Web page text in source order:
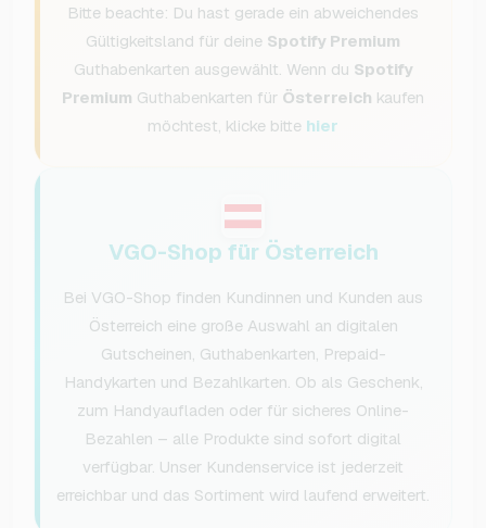
Bitte beachte: Du hast gerade ein abweichendes
Gültigkeitsland für deine Spotify Premium
Guthabenkarten ausgewählt. Wenn du Spotify
Premium Guthabenkarten für Österreich kaufen
möchtest, klicke bitte hier
VGO-Shop für Österreich
Bei VGO-Shop finden Kundinnen und Kunden aus
Österreich eine große Auswahl an digitalen
Gutscheinen, Guthabenkarten, Prepaid-
Handykarten und Bezahlkarten. Ob als Geschenk,
zum Handyaufladen oder für sicheres Online-
Bezahlen – alle Produkte sind sofort digital
verfügbar. Unser Kundenservice ist jederzeit
erreichbar und das Sortiment wird laufend erweitert.